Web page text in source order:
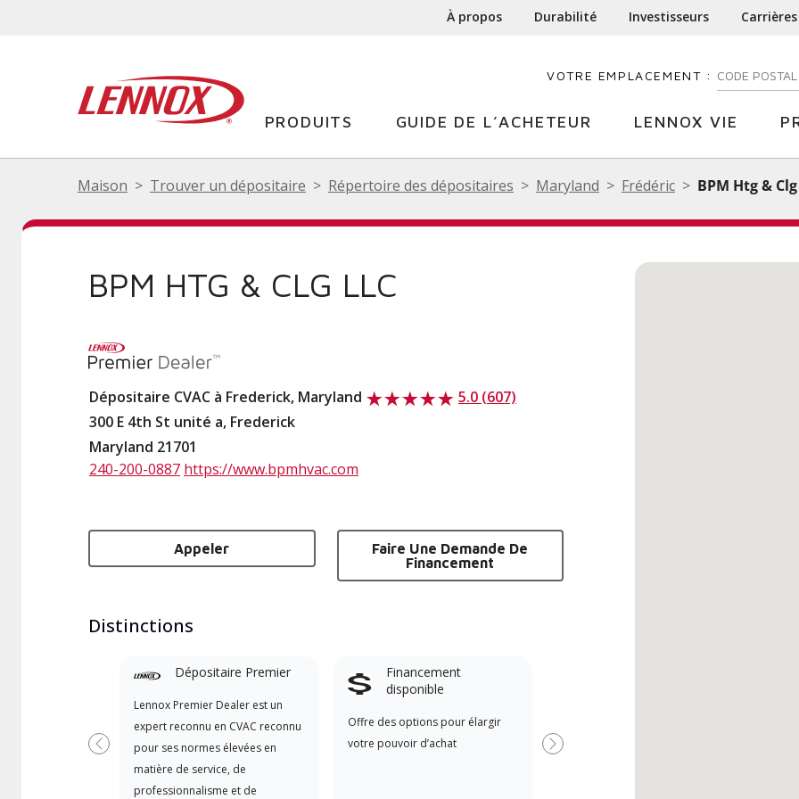
À propos Durabilité Investisseurs Carrières
VOTRE EMPLACEMENT : ENTREZ
PRODUITS GUIDE DE L’ACHETEUR LENNOX VIE
Maison Trouver un dépositaire Répertoire des dépositaires Maryland Frédéric BPM Htg &
BPM HTG & CLG LLC
Dépositaire CVAC à Frederick, Maryland
5.0 (607)
300 E 4th St unité a, Frederick
Maryland 21701
240-200-0887 https://www.bpmhvac.com
Appeler
Faire Une Demande De
Financement
Distinctions
Dépositaire Premier
Lennox Premier Dealer est un
expert reconnu en CVAC reconnu
pour ses normes élevées en
matière de service, de
professionnalisme et de
Financement
disponible
Offre des options pour élargir
votre pouvoir d’achat
Dealer specially trained and
Précédent Suivant